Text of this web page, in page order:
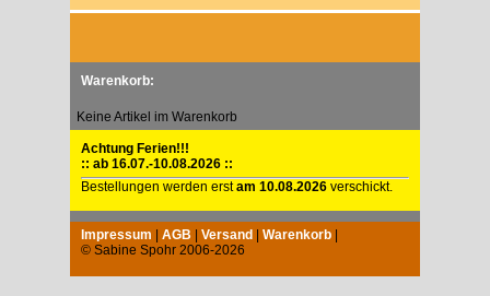
Warenkorb:
Keine Artikel im Warenkorb
Achtung Ferien!!!
:: ab 16.07.-10.08.2026 ::
Bestellungen werden erstam 10.08.2026 verschickt.
Impressum | AGB | Versand | Warenkorb |
© Sabine Spohr 2006-2026